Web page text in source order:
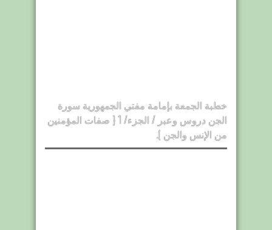
خطبة الجمعة بإمامة مفتي الجمهورية سورة
الجن دروس وعبر / الجزء/ 1 { صفات المؤمنين
من الإنس والجن ).